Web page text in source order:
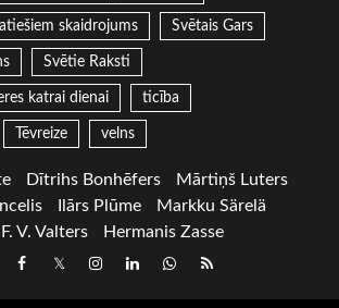
skaidrojums Svētais Gars
Svētie Raksti
katrai dienai ticība
Tēvreize velns
Dītrihs Bonhēfers
Mārtiņš Luters
Ilārs Plūme
Markku Särelä
V. Valters
Hermanis Zasse
Facebook
TwitterInstagram
LinkedInwhatsapp
RSS